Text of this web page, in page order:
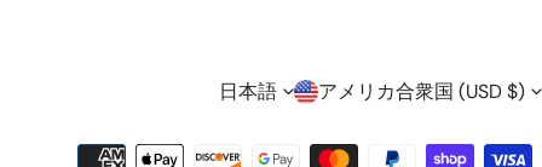
言
日本語
国
アメリカ合衆国 (USD $)